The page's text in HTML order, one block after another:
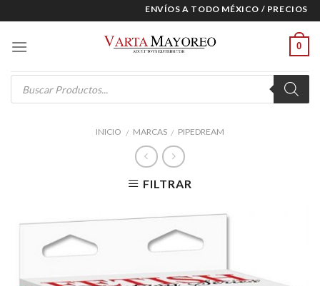
to
content
ENVÍOS A TODO MÉXICO / PRECIOS
0
Products
search
INICIO / MARCAS / PIPEDREAM
FILTRAR